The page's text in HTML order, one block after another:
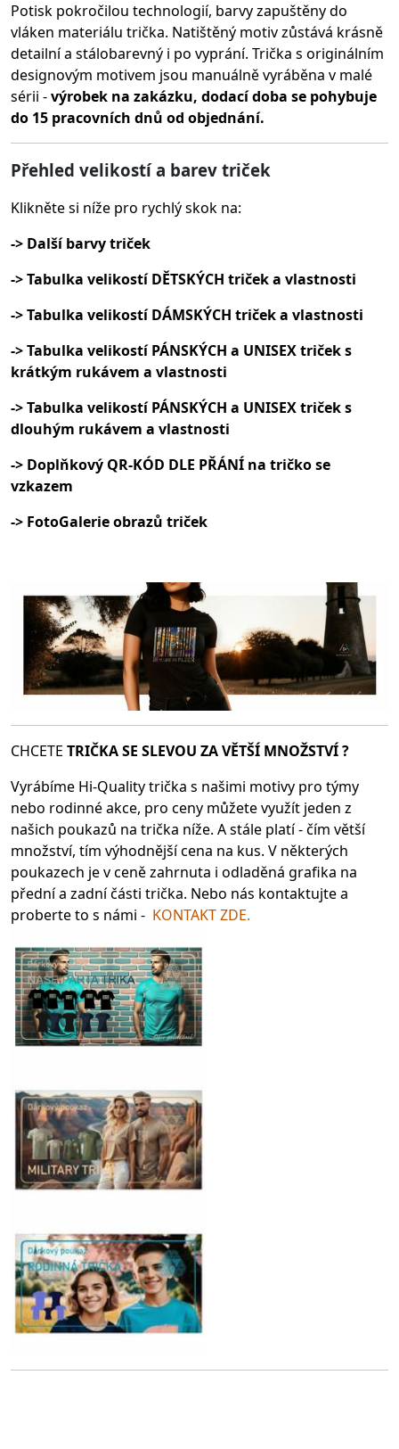
Potisk pokročilou technologií, barvy zapuštěny do
vláken materiálu trička. Natištěný motiv zůstává krásně
detailní a stálobarevný i po vyprání. Trička s originálním
designovým motivem jsou manuálně vyráběna v malé
sérii -výrobek na zakázku, dodací doba se pohybuje
do 15 pracovních dnů od objednání.
Přehled velikostí a barev triček
Klikněte si níže pro rychlý skok na:
-> Další barvy triček
-> Tabulka velikostí DĚTSKÝCH triček a vlastnosti
-> Tabulka velikostí DÁMSKÝCH triček a vlastnosti
-> Tabulka velikostí PÁNSKÝCH a UNISEX triček s
krátkým rukávem a vlastnosti
-> Tabulka velikostí PÁNSKÝCH a UNISEX triček s
dlouhým rukávem a vlastnosti
-> Doplňkový QR-KÓD DLE PŘÁNÍ na tričko se
vzkazem
-> FotoGalerie obrazů triček
CHCETE TRIČKA SE SLEVOU ZA VĚTŠÍ MNOŽSTVÍ ?
Vyrábíme Hi-Quality trička s našimi motivy pro týmy
nebo rodinné akce, pro ceny můžete využít jeden z
našich poukazů na trička níže. A stále platí - čím větší
množství, tím výhodnější cena na kus. V některých
poukazech je v ceně zahrnuta i odladěná grafika na
přední a zadní části trička. Nebo nás kontaktujte a
proberte to s námi - KONTAKT ZDE.